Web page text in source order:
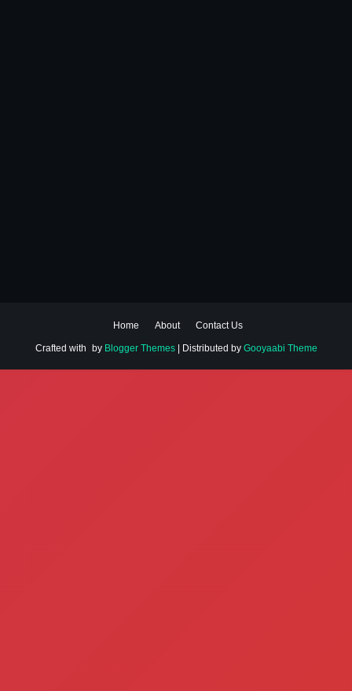
Home About Contact Us
Crafted with by Blogger Themes| Distributed by Gooyaabi Theme